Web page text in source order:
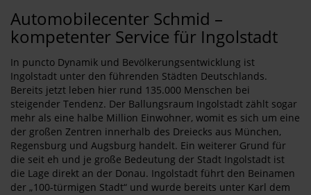
Automobilecenter Schmid –
kompetenter Service für Ingolstadt
In puncto Dynamik und Bevölkerungsentwicklung ist
Ingolstadt unter den führenden Städten Deutschlands.
Bereits jetzt leben hier rund 135.000 Menschen bei
steigender Tendenz. Der Ballungsraum Ingolstadt zählt sogar
mehr als eine halbe Million Einwohner, womit es sich um eine
der großen Zentren innerhalb des Dreiecks aus München,
Regensburg und Augsburg handelt. Ein weiterer Grund für
die seit eh und je große Bedeutung der Stadt Ingolstadt ist
die Lage direkt an der Donau. Ingolstadt führt den Beinamen
der „100-türmigen Stadt“ und wurde bereits unter Karl dem